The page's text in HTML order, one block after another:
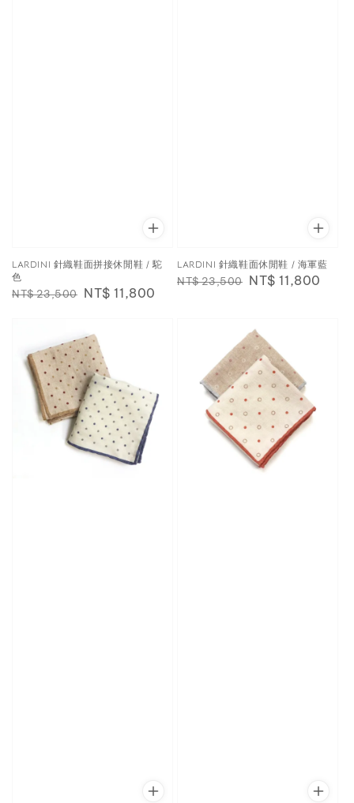
LARDINI 針織鞋面拼接休閒鞋 / 駝
色
Regular
NT$ 23,500 Sale
NT$ 11,800
LARDINI 針織鞋面休閒鞋 / 海軍藍
Regular
NT$ 23,500 Sale
NT$ 11,800